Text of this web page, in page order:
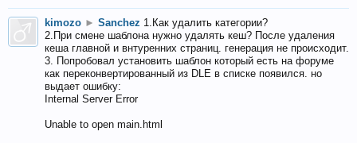
kimozo ► Sanchez 1.Как удалить категории?
2.При смене шаблона нужно удалять кеш? После удаления
кеша главной и внтуренних страниц. генерация не происходит.
3. Попробовал установить шаблон который есть на форуме
как переконвертированный из DLE в списке появился. но
выдает ошибку:
Internal Server Error
Unable to open main.html